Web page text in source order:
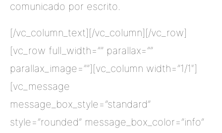
comunicado por escrito.
[/vc_column_text][/vc_column][/vc_row]
[vc_row full_width=”” parallax=””
parallax_image=””][vc_column width=”1/1″]
[vc_message
message_box_style=”standard”
style=”rounded” message_box_color=”info”